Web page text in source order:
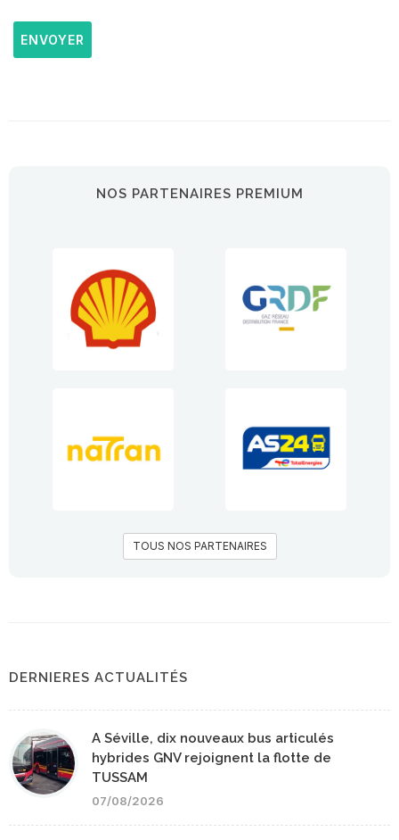
ENVOYER
NOS PARTENAIRES PREMIUM
TOUS NOS PARTENAIRES
DERNIERES ACTUALITÉS
A Séville, dix nouveaux bus articulés
hybrides GNV rejoignent la flotte de
TUSSAM
07/08/2026